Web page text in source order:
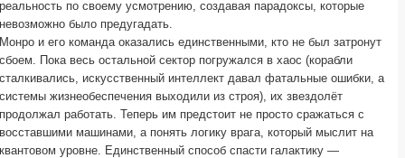
реальность по своему усмотрению, создавая парадоксы, которые
невозможно было предугадать.
Монро и его команда оказались единственными, кто не был затронут
сбоем. Пока весь остальной сектор погружался в хаос (корабли
сталкивались, искусственный интеллект давал фатальные ошибки, а
системы жизнеобеспечения выходили из строя), их звездолёт
продолжал работать. Теперь им предстоит не просто сражаться с
восставшими машинами, а понять логику врага, который мыслит на
квантовом уровне. Единственный способ спасти галактику —